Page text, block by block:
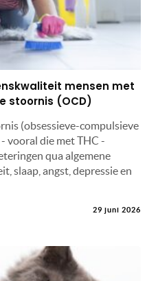
mensen met
stoornis (OCD)
(obsessieve-compulsieve
vooral die met THC -
qua algemene
slaap, angst, depressie en
29 juni 2026